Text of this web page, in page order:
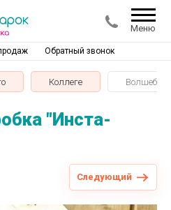
Меню
Обратный звонок
Коллеге
"Инста-
Следующий